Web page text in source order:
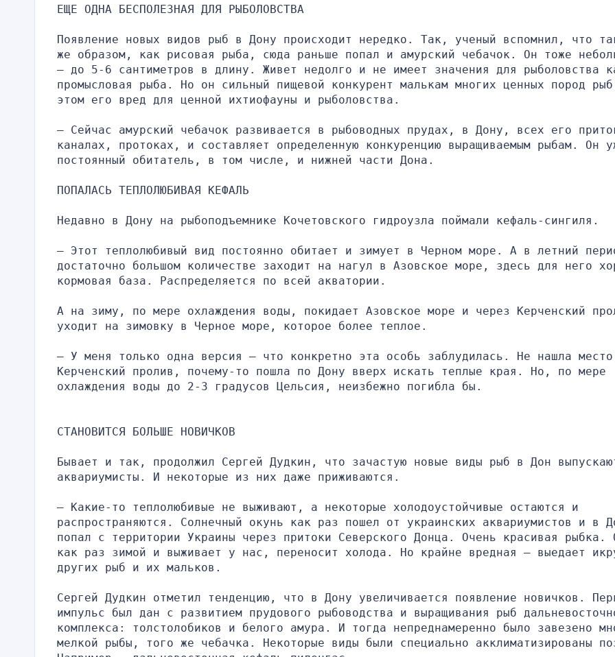
ЕЩЕ ОДНА БЕСПОЛЕЗНАЯ ДЛЯ РЫБОЛОВСТВА
Появление новых видов рыб в Дону происходит нередко. Так, ученый вспомнил, что
же образом, как рисовая рыба, сюда раньше попал и амурский чебачок. Он тоже
— до 5-6 сантиметров в длину. Живет недолго и не имеет значения для рыболовства
промысловая рыба. Но он сильный пищевой конкурент малькам многих ценных пород
этом его вред для ценной ихтиофауны и рыболовства.
— Сейчас амурский чебачок развивается в рыбоводных прудах, в Дону, всех его
каналах, протоках, и составляет определенную конкуренцию выращиваемым рыбам. Он
постоянный обитатель, в том числе, и нижней части Дона.
ПОПАЛАСЬ ТЕПЛОЛЮБИВАЯ КЕФАЛЬ
Недавно в Дону на рыбоподъемнике Кочетовского гидроузла поймали кефаль-сингиля.
— Этот теплолюбивый вид постоянно обитает и зимует в Черном море. А в летний
достаточно большом количестве заходит на нагул в Азовское море, здесь для него
кормовая база. Распределяется по всей акватории.
А на зиму, по мере охлаждения воды, покидает Азовское море и через Керченский
уходит на зимовку в Черное море, которое более теплое.
— У меня только одна версия — что конкретно эта особь заблудилась. Не нашла
Керченский пролив, почему-то пошла по Дону вверх искать теплые края. Но, по мере
охлаждения воды до 2-3 градусов Цельсия, неизбежно погибла бы.
СТАНОВИТСЯ БОЛЬШЕ НОВИЧКОВ
Бывает и так, продолжил Сергей Дудкин, что зачастую новые виды рыб в Дон
аквариумисты. И некоторые из них даже приживаются.
— Какие-то теплолюбивые не выживают, а некоторые холодоустойчивые остаются и
распространяются. Солнечный окунь как раз пошел от украинских аквариумистов и в
попал с территории Украины через притоки Северского Донца. Очень красивая рыбка.
как раз зимой и выживает у нас, переносит холода. Но крайне вредная – выедает
других рыб и их мальков.
Сергей Дудкин отметил тенденцию, что в Дону увеличивается появление новичков.
импульс был дан с развитием прудового рыбоводства и выращивания рыб
комплекса: толстолобиков и белого амура. И тогда непреднамеренно было завезено
мелкой рыбы, того же чебачка. Некоторые виды были специально акклиматизированы